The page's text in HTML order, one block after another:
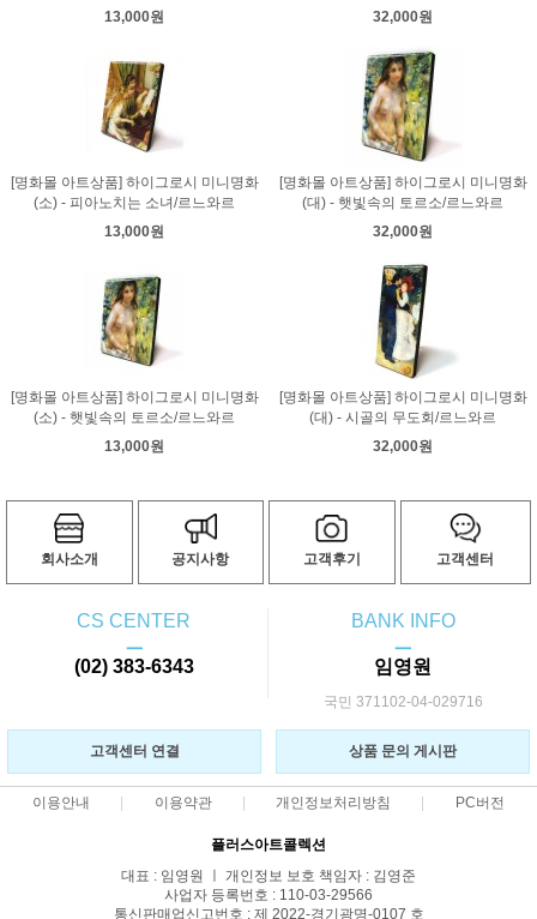
13,000원
32,000원
[명화몰 아트상품] 하이그로시 미니명화
(소) - 피아노치는 소녀/르느와르
13,000원
[명화몰 아트상품] 하이그로시 미니명화
(대) - 햇빛속의 토르소/르느와르
32,000원
[명화몰 아트상품] 하이그로시 미니명화
(소) - 햇빛속의 토르소/르느와르
13,000원
[명화몰 아트상품] 하이그로시 미니명화
(대) - 시골의 무도회/르느와르
32,000원
회사소개 공지사항 고객후기 고객센터
CS CENTER
ㅡ
(02) 383-6343
BANK INFO
ㅡ
임영원
국민 371102-04-029716
고객센터 연결 상품 문의 게시판
이용안내 이용약관 개인정보처리방침 PC버전
플러스아트콜렉션
대표 : 임영원 ㅣ 개인정보 보호 책임자 : 김영준
사업자 등록번호 : 110-03-29566
통신판매업신고번호 : 제 2022-경기광명-0107 호